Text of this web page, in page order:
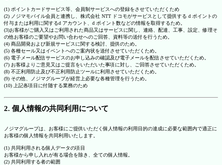
(1) ポイントカードサービス等、会員制サービスへの登録をさせていただくため
(2) ノジマモバイル会員と連携し、株式会社 NTT ドコモがサービスとして提供する d ポイントの
付与または利用に関するd アカウント、d ポイント数などの情報を取得するため。
(3)お客様がご購入又はご利用された商品又はサービスに関し、連絡、配達、工事、設定、修理そ
の他お客様のご要望やお問い合わせへのご回答、資料等の送付を行うため。
(4) 商品開発および新規サービスに関する検討、提供のため。
(5) 各種セール又はイベントへのご案内状を送付させていただくため。
(6) 電子メール配信サービスのお申し込みの確認及び電子メールを配信させていただくため。
(7) お客様よりご意見又はご提言をいただいた事項に対し、ご回答させていただくため。
(8) 不正利用防止及び不正利用防止ツールに利用させていただくため。
(9) その他、ノジマグループが経営上必要な各種管理を行うため。
(10) 上記各項目に付随する業務のため
2. 個人情報の共同利用について
ノジマグループは、お客様にご提供いただく個人情報の利用目的の達成に必要な範囲内で適正に
お客様の個人情報を共同利用いたします。
(1) 共同利用される個人データの項目
お客様から申し入れが有る場合を除き、全ての個人情報。
(2) 共同利用する者の範囲